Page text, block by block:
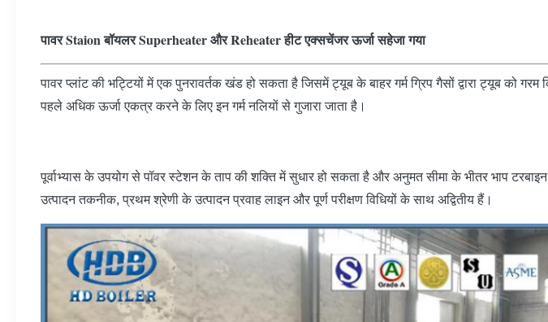
पावर Staion बॉयलर Superheater और Reheater हीट एक्सचेंजर ऊर्जा सहेजा गया
पावर प्लांट की भट्टियों में एक पुनरावर्तक खंड हो सकता है जिसमें ट्यूब के बाहर गर्म ग्रिप गैसों द्वारा ट्यूब को
पहले अधिक ऊर्जा एकत्र करने के लिए इन गर्म नलियों से गुजारा जाता है।
पूर्वाभ्यास के उपयोग से पॉवर स्टेशन के ताप की शक्ति में सुधार हो सकता है और अनुमत सीमा के भीतर भाप
उत्पादन तकनीक, प्रथम श्रेणी के उत्पादन प्रवाह लाइन और पूर्ण परीक्षण विधियों के साथ अद्वितीय हैं।